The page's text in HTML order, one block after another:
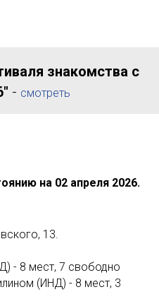
знакомства с
- смотреть
на 02 апреля 2026.
13.
- 8 мест, 7 свободно
(ИНД) - 8 мест, 3